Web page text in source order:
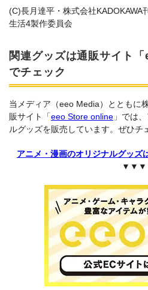
(C)長月達平・株式会社KADOKAWA
生活4製作委員会
関連グッズは通販サイト
でチェック
当メディア（eeo Media）とともに
販サイト「eeo Store online 」では
ルグッズを販売しています。ぜひチ
アニメ・漫画のオリジナルグッ
▼▼▼